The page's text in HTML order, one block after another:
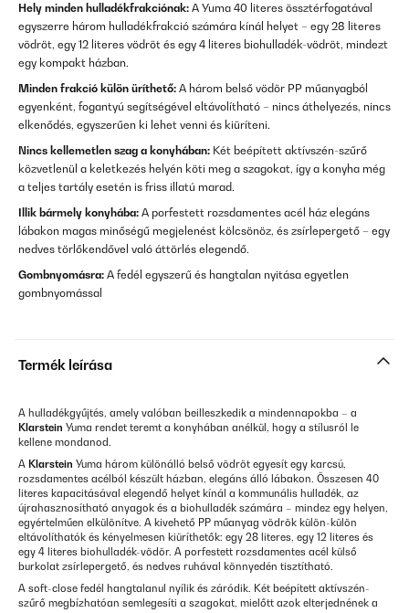
Hely minden hulladékfrakciónak: A Yuma 40 literes össztérfogatával
egyszerre három hulladékfrakció számára kínál helyet – egy 28 literes
vödröt, egy 12 literes vödröt és egy 4 literes biohulladék-vödröt, mindezt
egy kompakt házban.
Minden frakció külön üríthető: A három belső vödör PP műanyagból
egyenként, fogantyú segítségével eltávolítható – nincs áthelyezés, nincs
elkenődés, egyszerűen ki lehet venni és kiüríteni.
Nincs kellemetlen szag a konyhában: Két beépített aktívszén-szűrő
közvetlenül a keletkezés helyén köti meg a szagokat, így a konyha még
a teljes tartály esetén is friss illatú marad.
Illik bármely konyhába: A porfestett rozsdamentes acél ház elegáns
lábakon magas minőségű megjelenést kölcsönöz, és zsírlepergető – egy
nedves törlőkendővel való áttörlés elegendő.
Gombnyomásra: A fedél egyszerű és hangtalan nyitása egyetlen
gombnyomással
Termék leírása
A hulladékgyűjtés, amely valóban beilleszkedik a mindennapokba – a
Klarstein Yuma rendet teremt a konyhában anélkül, hogy a stílusról le
kellene mondanod.
A Klarstein Yuma három különálló belső vödröt egyesít egy karcsú,
rozsdamentes acélból készült házban, elegáns álló lábakon. Összesen 40
literes kapacitásával elegendő helyet kínál a kommunális hulladék, az
újrahasznosítható anyagok és a biohulladék számára – mindez egy helyen,
egyértelműen elkülönítve. A kivehető PP műanyag vödrök külön-külön
eltávolíthatók és kényelmesen kiüríthetők: egy 28 literes, egy 12 literes és
egy 4 literes biohulladék-vödör. A porfestett rozsdamentes acél külső
burkolat zsírlepergető, és nedves ruhával könnyedén tisztítható.
A soft-close fedél hangtalanul nyílik és záródik. Két beépített aktívszén-
szűrő megbízhatóan semlegesíti a szagokat, mielőtt azok elterjednének a